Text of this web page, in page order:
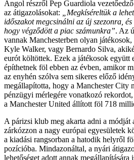
Angol részről Pep Guardiola
az átigazolásokat:
„Megkíséreltük a
időszakot megcsinálni az új szezonra,
hogy végződött a piac számunkra”. Az
vannak Manchesterben olyan
Kyle Walker, vagy Bernardo Silva,
eurót költöttek. Ezek a játékosok együtt
építhetnek föl ebben az évben, amikor
az enyhén szólva sem sikeres előző
megállapította, hogy a Manchester City
pénzügyi mérlegére vonatkozó
a Manchester United állított föl 718
A párizsi klub meg akarta adni a
zárkózzon a nagy európai egyesületek
a kiadási rangsorban a hatodik helyről
pozícióba. Mindazonáltal, a nyári
lehetőséget adott annak